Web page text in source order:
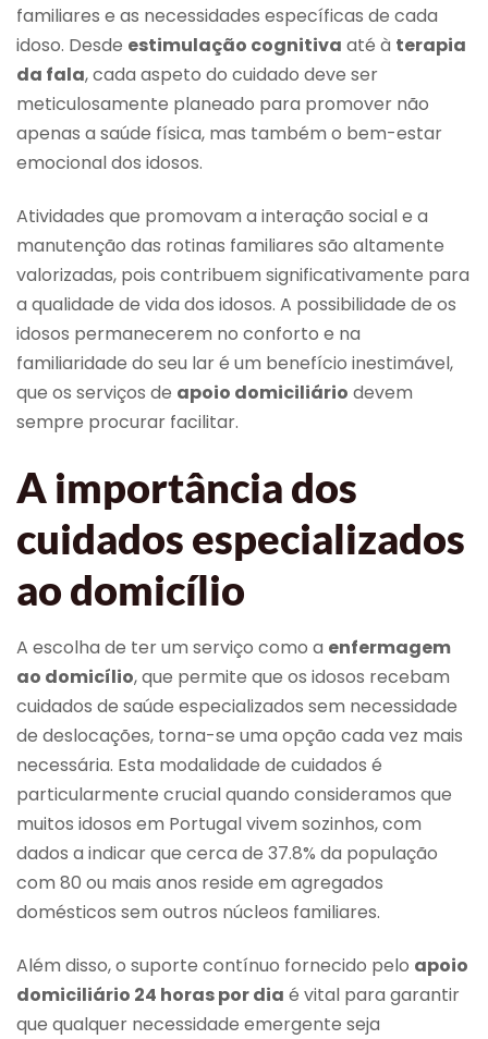
familiares e as necessidades específicas de cada
idoso. Desde estimulação cognitiva até à terapia
da fala, cada aspeto do cuidado deve ser
meticulosamente planeado para promover não
apenas a saúde física, mas também o bem-estar
emocional dos idosos.
Atividades que promovam a interação social e a
manutenção das rotinas familiares são altamente
valorizadas, pois contribuem significativamente para
a qualidade de vida dos idosos. A possibilidade de os
idosos permanecerem no conforto e na
familiaridade do seu lar é um benefício inestimável,
que os serviços de apoio domiciliário devem
sempre procurar facilitar.
A importância dos
cuidados especializados
ao domicílio
A escolha de ter um serviço como a enfermagem
ao domicílio, que permite que os idosos recebam
cuidados de saúde especializados sem necessidade
de deslocações, torna-se uma opção cada vez mais
necessária. Esta modalidade de cuidados é
particularmente crucial quando consideramos que
muitos idosos em Portugal vivem sozinhos, com
dados a indicar que cerca de 37.8% da população
com 80 ou mais anos reside em agregados
domésticos sem outros núcleos familiares.
Além disso, o suporte contínuo fornecido pelo apoio
domiciliário 24 horas por dia é vital para garantir
que qualquer necessidade emergente seja